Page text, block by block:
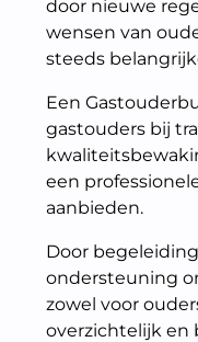
door nieuwe
wensen van
steeds
Een
gastouders bij
een
aanbieden.
Door
ondersteuning
zowel voor
overzichtelijk en